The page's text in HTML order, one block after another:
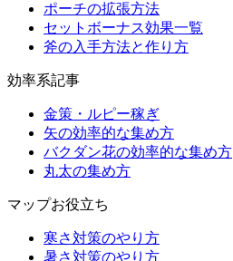
ポーチの拡張方法
セットボーナス効果一覧
斧の入手方法と作り方
効率系記事
金策・ルピー稼ぎ
矢の効率的な集め方
バクダン花の効率的な集め方
丸太の集め方
マップお役立ち
寒さ対策のやり方
暑さ対策のやり方